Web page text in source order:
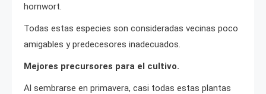
hornwort.
Todas estas especies son consideradas vecinas poco
amigables y predecesores inadecuados.
Mejores precursores para el cultivo.
Al sembrarse en primavera, casi todas estas plantas